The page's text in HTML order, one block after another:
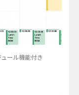
ール機能付き